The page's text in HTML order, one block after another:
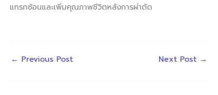
แทรกซ้อนและเพิ่มคุณภาพชีวิตหลังการผ่าตัด
← Previous Post Next Post →